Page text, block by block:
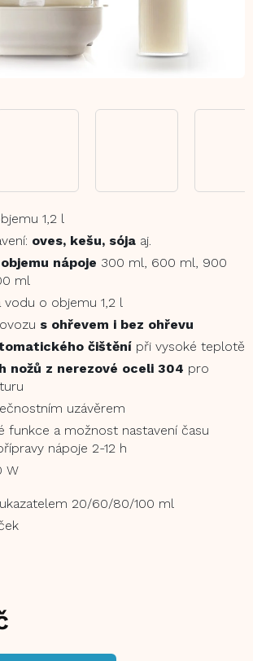
1,2 l
oves, kešu, sója aj.
nápoje 300 ml, 600 ml, 900
ml
vodu o objemu 1,2 l
s ohřevem i bez ohřevu
čištění při vysoké teplotě
nožů z nerezové oceli 304 pro
uzávěrem
funkce a možnost nastavení času
nápoje 2-12 h
W
20/60/80/100 ml